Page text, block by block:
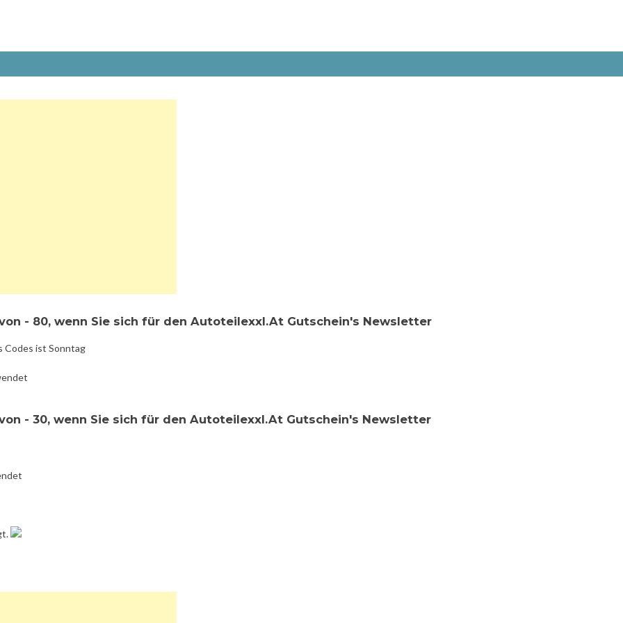
- 80, wenn Sie sich für den Autoteilexxl.At Gutschein's Newsletter
Codes ist Sonntag
- 30, wenn Sie sich für den Autoteilexxl.At Gutschein's Newsletter